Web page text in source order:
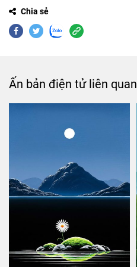
Chia sẻ
Ấn bản điện tử liên quan